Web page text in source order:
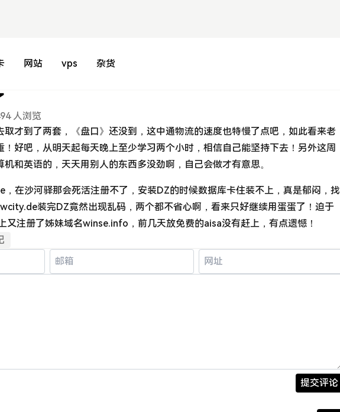
网站 vps 杂货
人浏览
取才到了两套，《盘口》还没到，这中通物流的速度也特慢了点吧，如此看来老
！好吧，从明天起每天晚上至少学习两个小时，相信自己能坚持下去！另外这周
和英语的，天天用别人的东西多没劲啊，自己会做才有意思。
，在沙河驿那会死活注册不了，安装DZ的时候数据库卡住装不上，真是郁闷，找
装完DZ竟然出现乱码，两个都不省心啊，看来只好继续用蛋蛋了！迫于
又注册了姊妹域名winse.info，前几天放免费的aisa没有赶上，有点遗憾！
提交评论